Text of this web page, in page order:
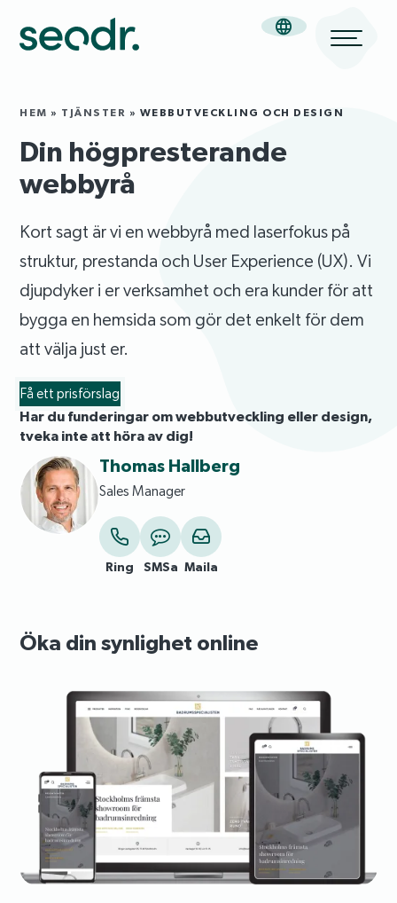
HEM » TJÄNSTER » WEBBUTVECKLING OCH DESIGN
Din högpresterande
webbyrå
Kort sagt är vi en webbyrå med laserfokus på
struktur, prestanda och User Experience (UX). Vi
djupdyker i er verksamhet och era kunder för att
bygga en hemsida som gör det enkelt för dem
att välja just er.
Få ett prisförslag
Har du funderingar om webbutveckling eller design,
tveka inte att höra av dig!
Thomas Hallberg
Sales Manager
Ring SMSa Maila
Öka din synlighet online